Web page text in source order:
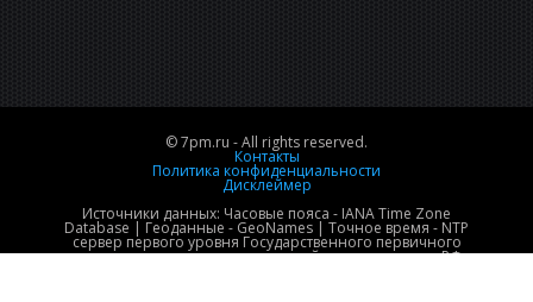
© 7pm.ru - All rights reserved.
Контакты
Политика конфиденциальности
Дисклеймер
Источники данных: Часовые пояса - IANA Time Zone
Database | Геоданные - GeoNames | Точное время - NTP
сервер первого уровня Государственного первичного
эталона времени и национальной шкалы времени РФ